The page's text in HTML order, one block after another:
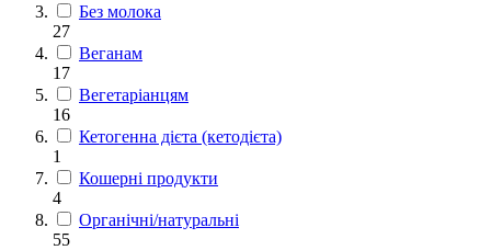
Без молока
27
Веганам
17
Вегетаріанцям
16
Кетогенна дієта (кетодієта)
1
Кошерні продукти
4
Органічні/натуральні
55